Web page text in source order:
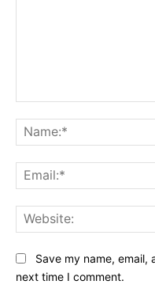
Save my name,
next time I comment.